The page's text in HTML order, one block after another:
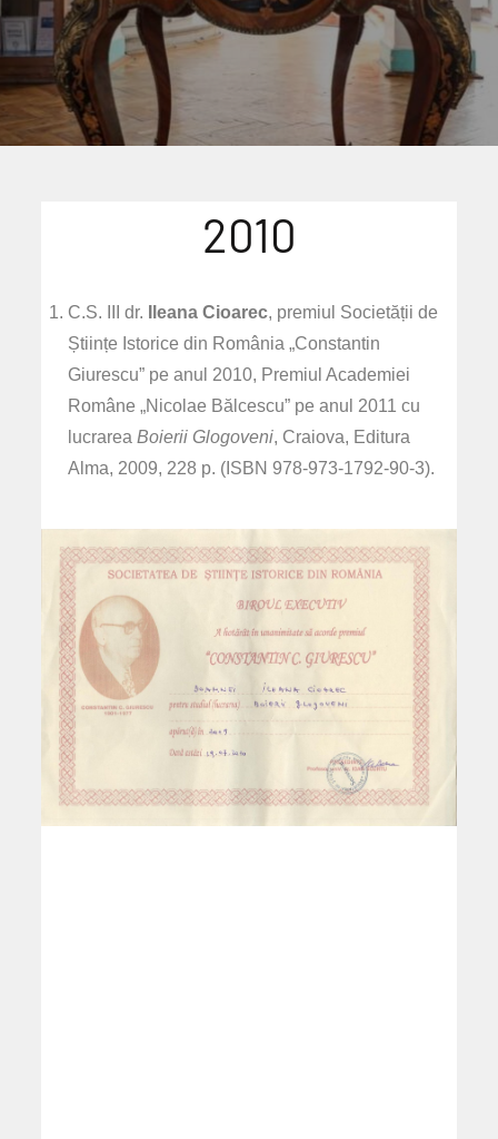
2010
C.S. III dr. Ileana Cioarec, premiul Societății de
Științe Istorice din România „Constantin
Giurescu” pe anul 2010, Premiul Academiei
Române „Nicolae Bălcescu” pe anul 2011 cu
lucrareaBoierii Glogoveni, Craiova, Editura
Alma, 2009, 228 p. (ISBN 978-973-1792-90-3).